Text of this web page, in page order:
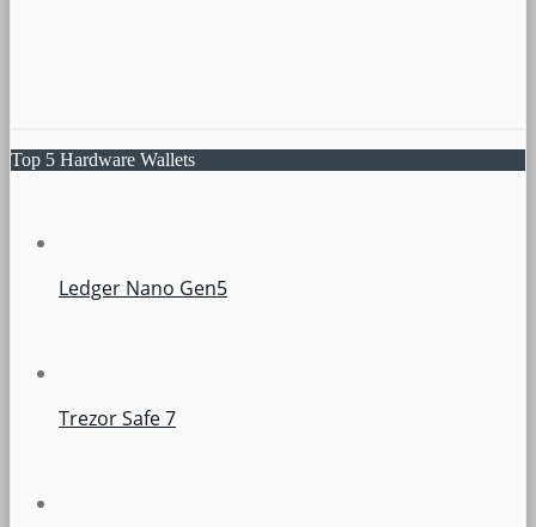
Top 5 Hardware Wallets
Ledger Nano Gen5
Trezor Safe 7